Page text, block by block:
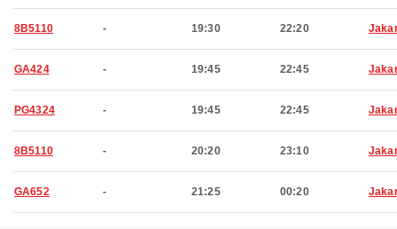
8B5110 - 19:30 22:20
GA424 - 19:45 22:45
PG4324 - 19:45 22:45
8B5110 - 20:20 23:10
GA652 - 21:25 00:20